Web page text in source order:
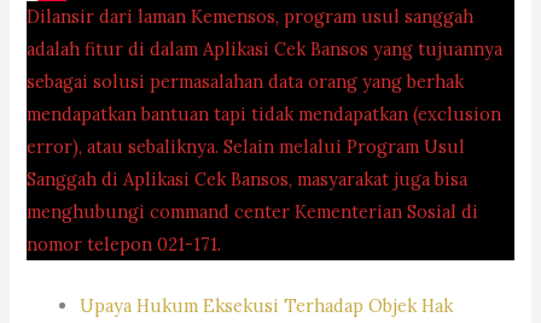
Dilansir dari laman Kemensos, program usul sanggah
adalah fitur di dalam Aplikasi Cek Bansos yang tujuannya
sebagai solusi permasalahan data orang yang berhak
mendapatkan bantuan tapi tidak mendapatkan (exclusion
error), atau sebaliknya. Selain melalui Program Usul
Sanggah di Aplikasi Cek Bansos, masyarakat juga bisa
menghubungi command center Kementerian Sosial di
nomor telepon 021-171.
Upaya Hukum Eksekusi Terhadap Objek Hak